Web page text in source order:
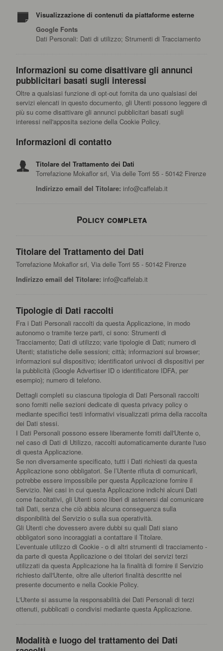
Visualizzazione di contenuti da piattaforme esterne
Google Fonts
Dati Personali: Dati di utilizzo; Strumenti di Tracciamento
Informazioni su come disattivare gli annunci
pubblicitari basati sugli interessi
Oltre a qualsiasi funzione di opt-out fornita da uno qualsiasi dei
servizi elencati in questo documento, gli Utenti possono leggere di
più su come disattivare gli annunci pubblicitari basati sugli
interessi nell'apposita sezione della Cookie Policy.
Informazioni di contatto
Titolare del Trattamento dei Dati
Torrefazione Mokaflor srl, Via delle Torri 55 - 50142 Firenze
Indirizzo email del Titolare: info@caffelab.it
Policy completa
Titolare del Trattamento dei Dati
Torrefazione Mokaflor srl, Via delle Torri 55 - 50142 Firenze
Indirizzo email del Titolare: info@caffelab.it
Tipologie di Dati raccolti
Fra i Dati Personali raccolti da questa Applicazione, in modo
autonomo o tramite terze parti, ci sono: Strumenti di
Tracciamento; Dati di utilizzo; varie tipologie di Dati; numero di
Utenti; statistiche delle sessioni; città; informazioni sul browser;
informazioni sul dispositivo; identificatori univoci di dispositivi per
la pubblicità (Google Advertiser ID o identificatore IDFA, per
esempio); numero di telefono.
Dettagli completi su ciascuna tipologia di Dati Personali raccolti
sono forniti nelle sezioni dedicate di questa privacy policy o
mediante specifici testi informativi visualizzati prima della raccolta
dei Dati stessi.
I Dati Personali possono essere liberamente forniti dall'Utente o,
nel caso di Dati di Utilizzo, raccolti automaticamente durante l'uso
di questa Applicazione.
Se non diversamente specificato, tutti i Dati richiesti da questa
Applicazione sono obbligatori. Se l’Utente rifiuta di comunicarli,
potrebbe essere impossibile per questa Applicazione fornire il
Servizio. Nei casi in cui questa Applicazione indichi alcuni Dati
come facoltativi, gli Utenti sono liberi di astenersi dal comunicare
tali Dati, senza che ciò abbia alcuna conseguenza sulla
disponibilità del Servizio o sulla sua operatività.
Gli Utenti che dovessero avere dubbi su quali Dati siano
obbligatori sono incoraggiati a contattare il Titolare.
L’eventuale utilizzo di Cookie - o di altri strumenti di tracciamento -
da parte di questa Applicazione o dei titolari dei servizi terzi
utilizzati da questa Applicazione ha la finalità di fornire il Servizio
richiesto dall'Utente, oltre alle ulteriori finalità descritte nel
presente documento e nella Cookie Policy.
L'Utente si assume la responsabilità dei Dati Personali di terzi
ottenuti, pubblicati o condivisi mediante questa Applicazione.
Modalità e luogo del trattamento dei Dati